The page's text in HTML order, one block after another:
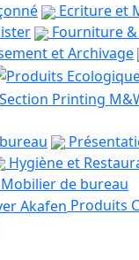
Ecriture et
Fourniture
et Archivage
Hygiène et
Mobilier de bureau
Produits